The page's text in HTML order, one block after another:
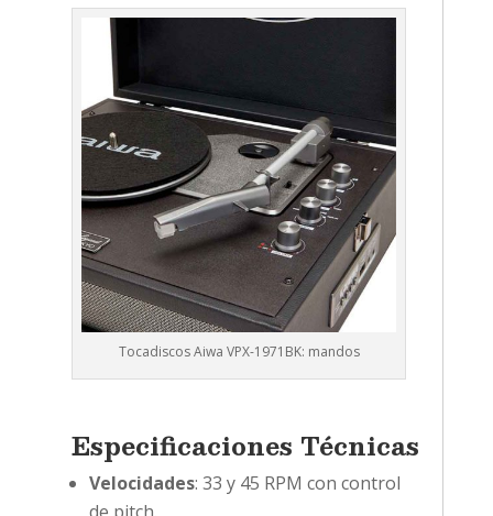
Tocadiscos Aiwa VPX-1971BK: mandos
Especificaciones Técnicas
Velocidades: 33 y 45 RPM con control